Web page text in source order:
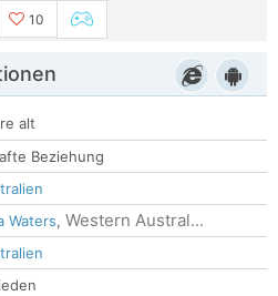
10
alt
Beziehung
Waters, Western Austral...